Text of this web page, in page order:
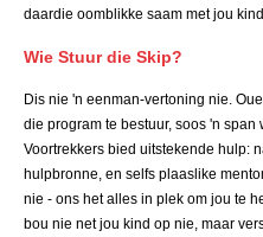
daardie oomblikke saam met jou
Wie Stuur die Skip?
Dis nie 'n eenman-vertoning nie.
die program te bestuur, soos 'n span
Voortrekkers bied uitstekende hulp:
hulpbronne, en selfs plaaslike
nie - ons het alles in plek om jou te
bou nie net jou kind op nie, maar